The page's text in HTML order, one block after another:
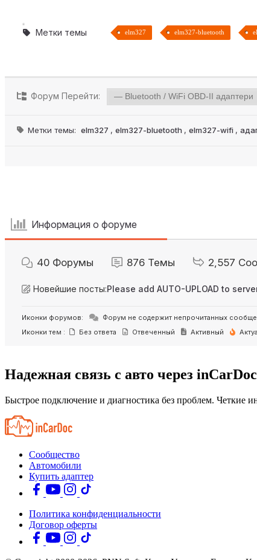
Метки темы elm327 elm327-bluetooth
Форум Перейти:
Метки темы: elm327 , elm327-bluetooth , elm327-wifi ,
Информация о форуме
40 Форумы 876 Темы 2,557
Новейшие посты:Please add AUTO-UPLOAD to
Иконки форумов: Форум не содержит непрочитанных
Иконки тем :
Без ответа Отвеченный Активный
Надежная связь с авто через inCarDoc
Быстрое подключение и диагностика без проблем. Четкие
Сообщество
Автомобили
Купить адаптер
Политика конфиденциальности
Договор оферты